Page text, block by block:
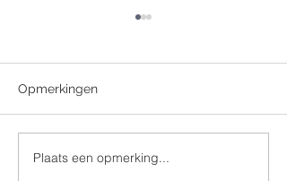
Zalige Valentinus 100
Opmerkingen
Plaats een opmerking...